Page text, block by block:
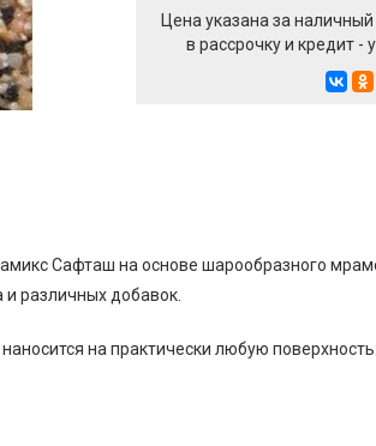
Цена указана за
в рассрочку и кредит -
Сафташ на основе шарообразного
различных добавок.
на практически любую поверхность: